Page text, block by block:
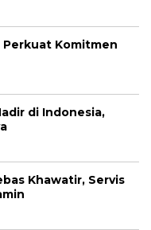
Komitmen
di Indonesia,
Khawatir, Servis